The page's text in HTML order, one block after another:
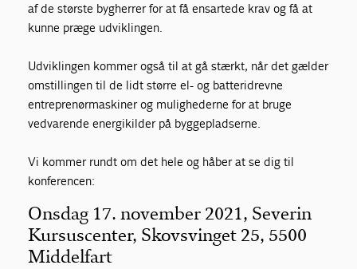
af de største bygherrer for at få ensartede krav og få at
kunne præge udviklingen.
Udviklingen kommer også til at gå stærkt, når det gælder
omstillingen til de lidt større el- og batteridrevne
entreprenørmaskiner og mulighederne for at bruge
vedvarende energikilder på byggepladserne.
Vi kommer rundt om det hele og håber at se dig til
konferencen:
Onsdag 17. november 2021, Severin
Kursuscenter, Skovsvinget 25, 5500
Middelfart